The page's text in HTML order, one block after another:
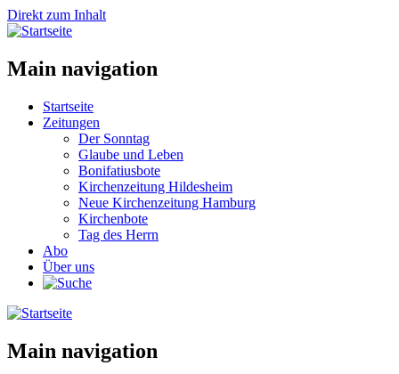
Direkt zum Inhalt
Main navigation
Startseite
Zeitungen
Der Sonntag
Glaube und Leben
Bonifatiusbote
Kirchenzeitung Hildesheim
Neue Kirchenzeitung Hamburg
Kirchenbote
Tag des Herrn
Abo
Über uns
Main navigation